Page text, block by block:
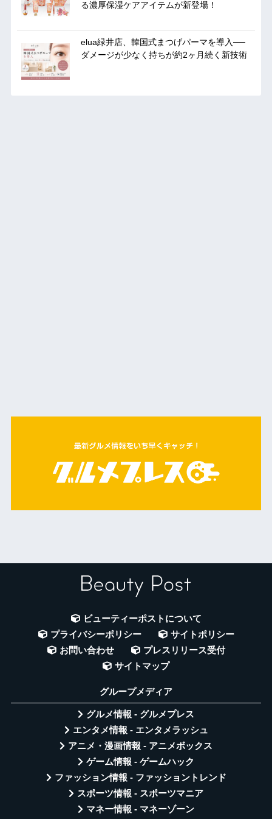
る濃厚保湿ケアアイテムが新登場！
elua緑井店、韓国式まつげパーマを導入──
ダメージが少なく持ちが約2ヶ月続く新技術
ビューティーポストについて
プライバシーポリシー
サイトポリシー
お問い合わせ
プレスリリース受付
サイトマップ
グループメディア
グルメ情報 - グルメプレス
エンタメ情報 - エンタメラッシュ
アニメ・漫画情報 - アニメボックス
ゲーム情報 - ゲームハック
ファッション情報 - ファッショントレンド
スポーツ情報 - スポーツマニア
マネー情報 - マネーゾーン